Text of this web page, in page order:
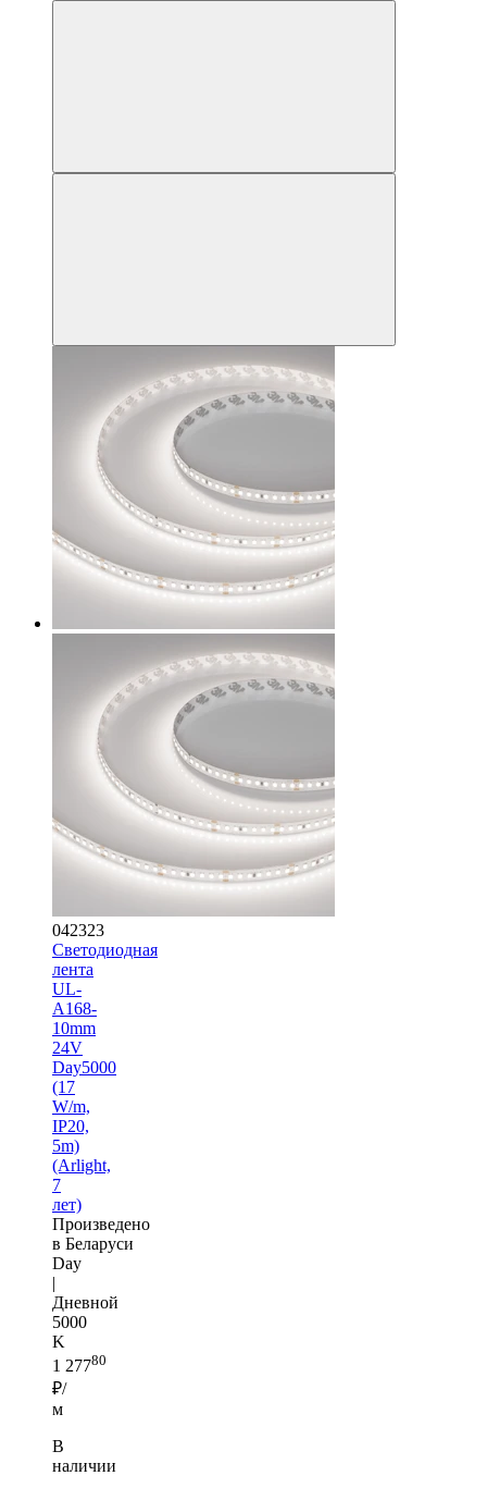
042323
Светодиодная
лента
UL-
A168-
10mm
24V
Day5000
(17
W/m,
IP20,
5m)
(Arlight,
7
лет)
Произведено
в Беларуси
Day
|
Дневной
5000
K
1 27780
₽/
м
В
наличии